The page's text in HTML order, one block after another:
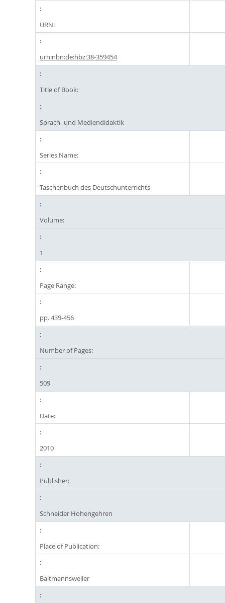
URN:
urn:nbn:de:hbz:38-359454
Title of Book:
Sprach- und Mediendidaktik
Series Name:
Taschenbuch des Deutschunterrichts
Volume:
1
Page Range:
pp. 439-456
Number of Pages:
509
Date:
2010
Publisher:
Schneider Hohengehren
Place of Publication:
Baltmannsweiler